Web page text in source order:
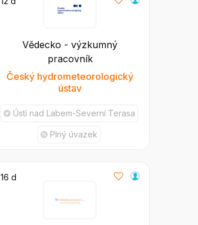
Vědecko - výzkumný
pracovník
Český hydrometeorologický
ústav
Ústí nad Labem-Severní Terasa
Plný úvazek
16 d